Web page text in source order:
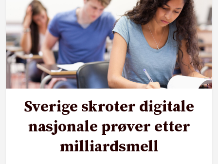
Sverige skroter digitale
nasjonale prøver etter
milliardsmell